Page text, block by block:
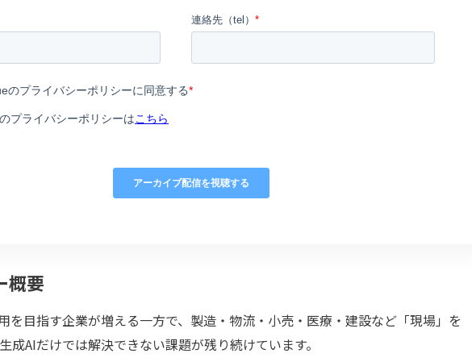
概要
を目指す企業が増える一方で、製造‧物流‧⼩売‧医療‧建設など「現場」を
成AIだけでは解決できない課題が残り続けています。